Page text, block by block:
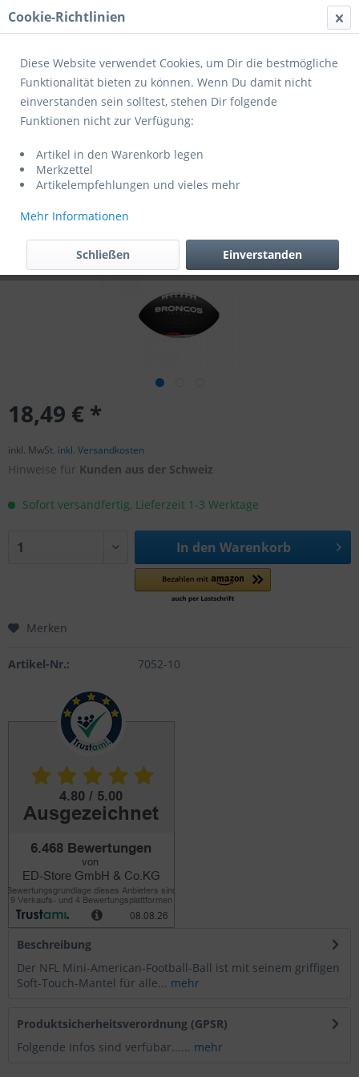
Menü
Übersicht Jugendbälle
Denver Broncos WTF1533BLXBDN
18,49 € *
inkl. MwSt. inkl. Versandkosten
Hinweise für Kunden aus der Schweiz
Sofort versandfertig, Lieferzeit 1-3 Werktage
In den Warenkorb
Merken
Artikel-Nr.: 7052-10
Beschreibung
Der NFL Mini-American-Football-Ball ist mit seinem griffigen
Soft-Touch-Mantel für alle... mehr
Produktsicherheitsverordnung (GPSR)
Folgende Infos sind verfübar...... mehr
Cookie-Richtlinien
Diese Website verwendet Cookies, um Dir die bestmögliche
Funktionalität bieten zu können. Wenn Du damit nicht
einverstanden sein solltest, stehen Dir folgende
Funktionen nicht zur Verfügung:
Artikel in den Warenkorb legen
Merkzettel
Artikelempfehlungen und vieles mehr
Mehr Informationen
Einverstanden
Schließen